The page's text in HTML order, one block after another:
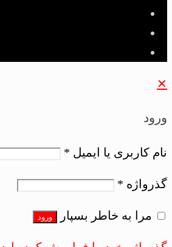
✕
ورود
نام کاربری یا ایمیل *
گذرواژه *
مرا به خاطر بسپار ورود